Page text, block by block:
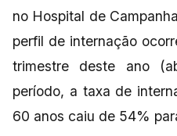
no Hospital de
perfil de internação
trimestre deste ano
período, a taxa de
60 anos caiu de 54%